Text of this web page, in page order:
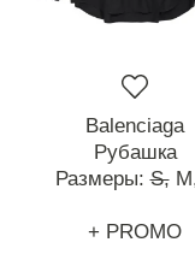
Balenciaga
Рубашка
Размеры:S,
+ PROMO